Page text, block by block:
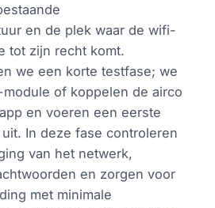
en de plek waar de wifi-
tot zijn recht komt.
we een korte testfase; we
of koppelen de airco
en voeren een eerste
In deze fase controleren
van het netwerk,
en zorgen voor
met minimale